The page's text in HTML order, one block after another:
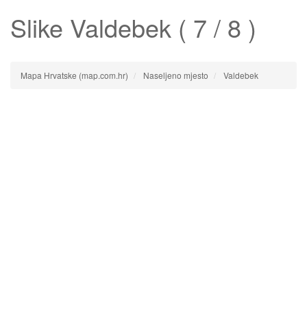
Slike Valdebek ( 7 / 8 )
Mapa Hrvatske (map.com.hr) Naseljeno mjesto Valdebek